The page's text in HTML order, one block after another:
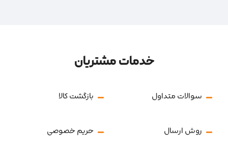
خدمات مشتریان
سوالات متداول بازگشت کالا
روش ارسال حریم خصوصی